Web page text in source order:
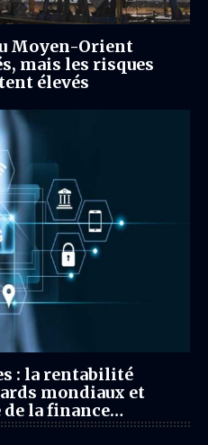
Moyen-Orient
mais les risques
élevés
: la rentabilité
mondiaux et
la finance